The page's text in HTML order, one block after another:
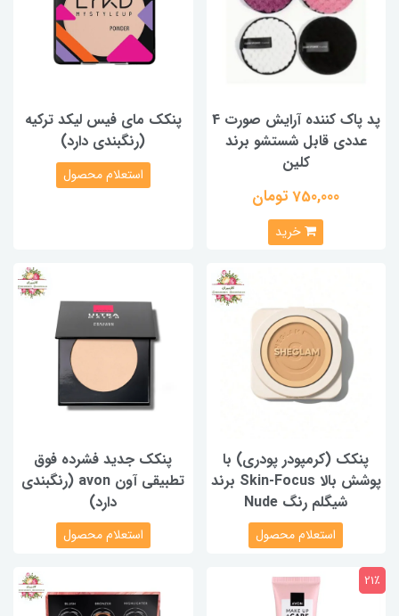
پد پاک کننده آرایش صورت 4
عددی قابل شستشو برند
کلین
750,000 تومان
خرید
پنکک مای فیس لیکد ترکیه
(رنگبندی دارد)
استعلام محصول
پنکک‌ (کرمپودر پودری) با
پوشش بالا Skin-Focus برند
شیگلم رنگ Nude
استعلام محصول
پنکک جدید فشرده فوق
تطبیقی آون avon (رنگبندی
دارد)
استعلام محصول
21٪